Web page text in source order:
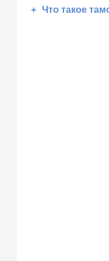
Что такое